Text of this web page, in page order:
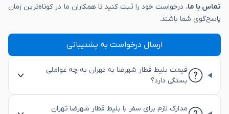
تماس با ما، درخواست خود را ثبت کنید تا همکاران ما در کوتاه‌ترین زمان
پاسخ‌گوی شما باشند.
ارسال درخواست به پشتیبانی
قیمت بلیط قطار شهرضا به تهران به چه عواملی
بستگی دارد؟
مدارک لازم برای سفر با بلیط قطار شهرضا تهران